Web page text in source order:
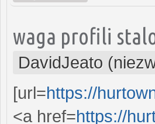
waga profili
DavidJeato
[url=https://
<a href=https://